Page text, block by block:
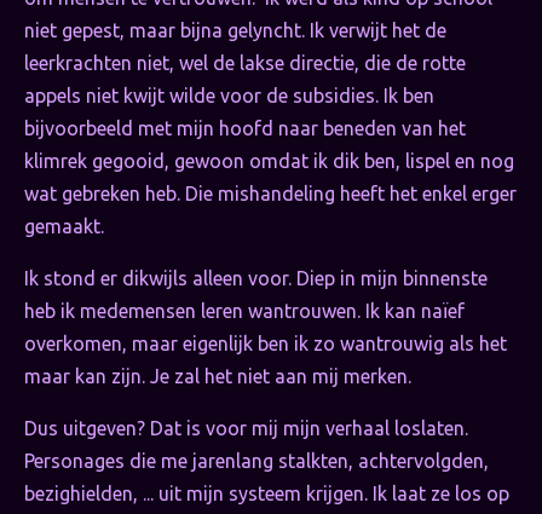
niet gepest, maar bijna gelyncht. Ik verwijt het de
leerkrachten niet, wel de lakse directie, die de rotte
appels niet kwijt wilde voor de subsidies. Ik ben
bijvoorbeeld met mijn hoofd naar beneden van het
klimrek gegooid, gewoon omdat ik dik ben, lispel en nog
wat gebreken heb. Die mishandeling heeft het enkel erger
gemaakt.
Ik stond er dikwijls alleen voor. Diep in mijn binnenste
heb ik medemensen leren wantrouwen. Ik kan naïef
overkomen, maar eigenlijk ben ik zo wantrouwig als het
maar kan zijn. Je zal het niet aan mij merken.
Dus uitgeven? Dat is voor mij mijn verhaal loslaten.
Personages die me jarenlang stalkten, achtervolgden,
bezighielden, ... uit mijn systeem krijgen. Ik laat ze los op